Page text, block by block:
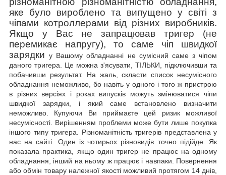
яке було вироблено та випущено у світі з
чіпами котроллерами від різних виробників.
Якщо у Вас не запрацював тригер (не
перемикає напругу), то саме чіп швидкої
зарядкиу Вашому обладнанні не сумісний саме з чіпом
даного тригера. Це можна з'ясувати, ТІЛЬКИ, підключивши та
побачивши результат. На жаль, скласти список несумісного
обладнання неможливо, бо навіть у одного і того ж пристрою
в різних версіях і роках випусків можуть змінюватися чіпи
швидкої зарядки, і який саме встановлено визначити
неможливо. Купуючи Ви приймаєте цей ризик можливої
несумісності. Вирішенням проблеми може бути лише покупка
іншого типу тригера. Різноманітність тригерів представлена у
нас на сайті. Один із чотирьох різновидів точно підійде. Як
показала практика, якщо один тригер не працює на одному
обладнання, інший на ньому ж працює і навпаки. Повернення
або обмін товару належної якості можливий протягом 14 днів,